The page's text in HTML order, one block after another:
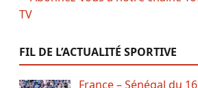
FIL DE L’ACTUALITÉ SPORTIVE
France – Sénégal du